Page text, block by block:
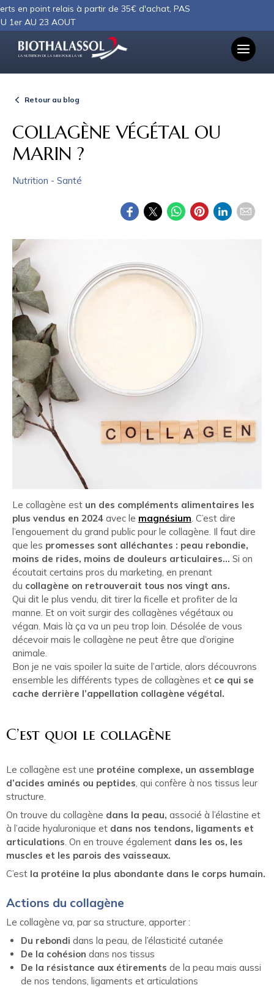
relais à partir de 35€ d'achat, PAS
AOUT
LA NUTRITION DE LA MER POUR LA VIE
Retour au blog
COLLAGÈNE VÉGÉTAL OU
MARIN ?
Nutrition - Santé
Le collagène est un des compléments alimentaires les
plus vendus en 2024 avec le magnésium. C’est dire
l’engouement du grand public pour le collagène. Il faut dire
que les promesses sont alléchantes : peau rebondie,
moins de rides, moins de douleurs articulaires… Si on
écoutait certains pros du marketing, en prenant
du collagène on retrouverait tous nos vingt ans.
Qui dit le plus vendu, dit tirer la ficelle et profiter de la
manne. Et on voit surgir des collagènes végétaux ou
végan. Mais là ça va un peu trop loin. Désolée de vous
décevoir mais le collagène ne peut être que d’origine
animale.
Bon je ne vais spoiler la suite de l’article, alors découvrons
ensemble les différents types de collagènes et ce qui se
cache derrière l’appellation collagène végétal.
C’est quoi le collagène
Le collagène est une protéine complexe, un assemblage
d’acides aminés ou peptides, qui confère à nos tissus leur
structure.
On trouve du collagène dans la peau, associé à l’élastine et
à l’acide hyaluronique et dans nos tendons, ligaments et
articulations. On en trouve également dans les os, les
muscles et les parois des vaisseaux.
C’est la protéine la plus abondante dans le corps humain.
Actions du collagène
Le collagène va, par sa structure, apporter :
Du rebondi dans la peau, de l’élasticité cutanée
De la cohésion dans nos tissus
De la résistance aux étirements de la peau mais aussi
de nos tendons, ligaments et articulations
Panneau de gestion des cookies